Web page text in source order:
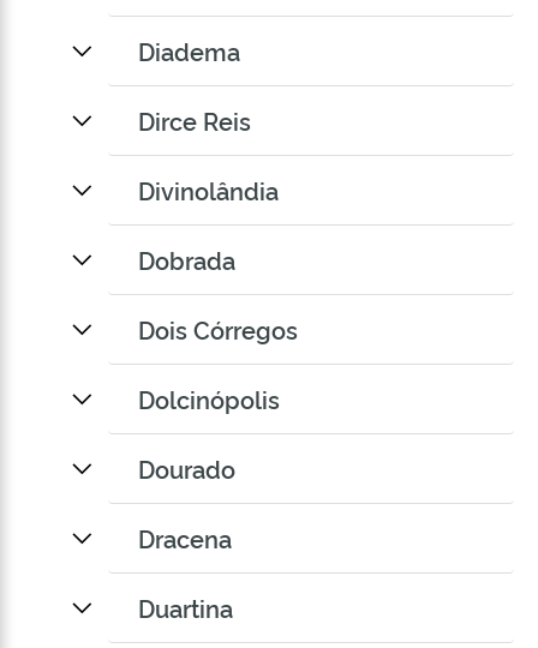
Diadema
Dirce Reis
Divinolândia
Dobrada
Dois Córregos
Dolcinópolis
Dourado
Dracena
Duartina